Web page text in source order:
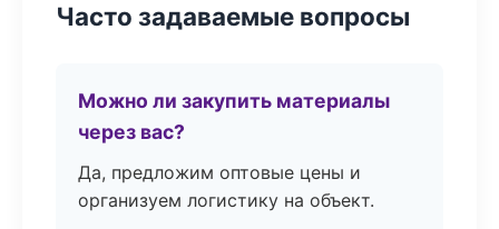
Часто задаваемые вопросы
Можно ли закупить материалы
через вас?
Да, предложим оптовые цены и
организуем логистику на объект.